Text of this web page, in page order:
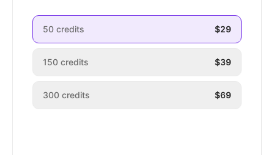
50 credits $29
150 credits $39
300 credits $69